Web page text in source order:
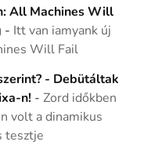
All Machines Will
- Itt van iamyank új
Will Fail
- Debütáltak
n! -Zord időkben
volt a dinamikus
tesztje